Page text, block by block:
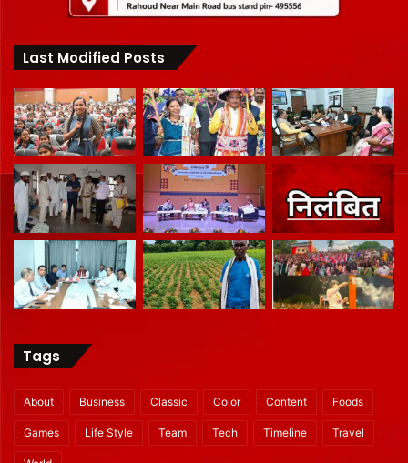
Last Modified Posts
Tags
About Business Classic Color Content Foods
Games Life Style Team Tech Timeline Travel